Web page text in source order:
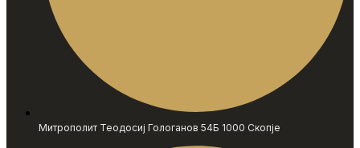
Митрополит Теодосиј Гологанов 54Б 1000 Скопје